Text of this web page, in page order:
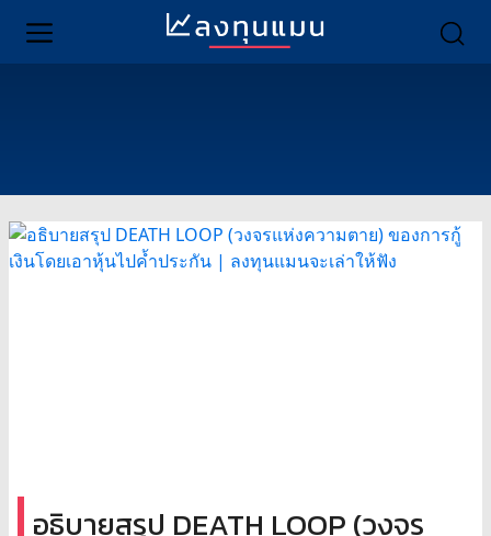
อธิบายสรุป DEATH LOOP (วงจร